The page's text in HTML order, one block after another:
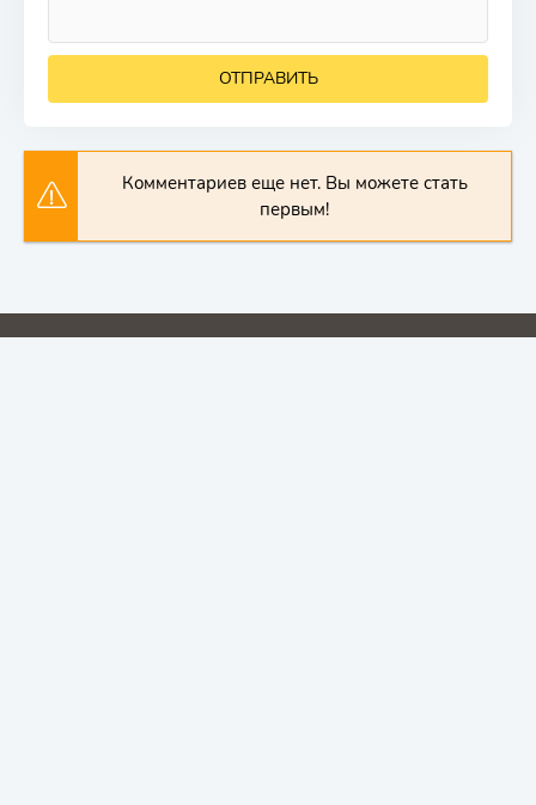
ОТПРАВИТЬ
Комментариев еще нет. Вы можете стать
первым!